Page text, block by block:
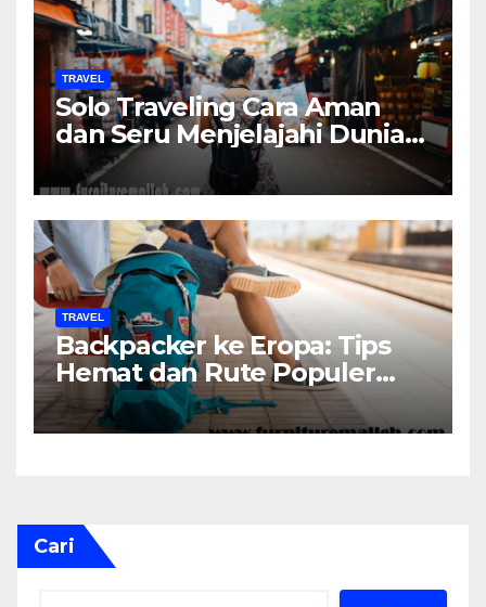
TRAVEL
Solo Traveling Cara Aman
dan Seru Menjelajahi Dunia
Sendirian
TRAVEL
Backpacker ke Eropa: Tips
Hemat dan Rute Populer
untuk Pemula
Cari